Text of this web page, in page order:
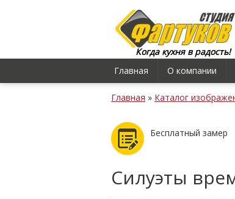
Когда кухня в радость!
Главная О компании
Главная » Каталог
Бесплатный замер
Силуэты